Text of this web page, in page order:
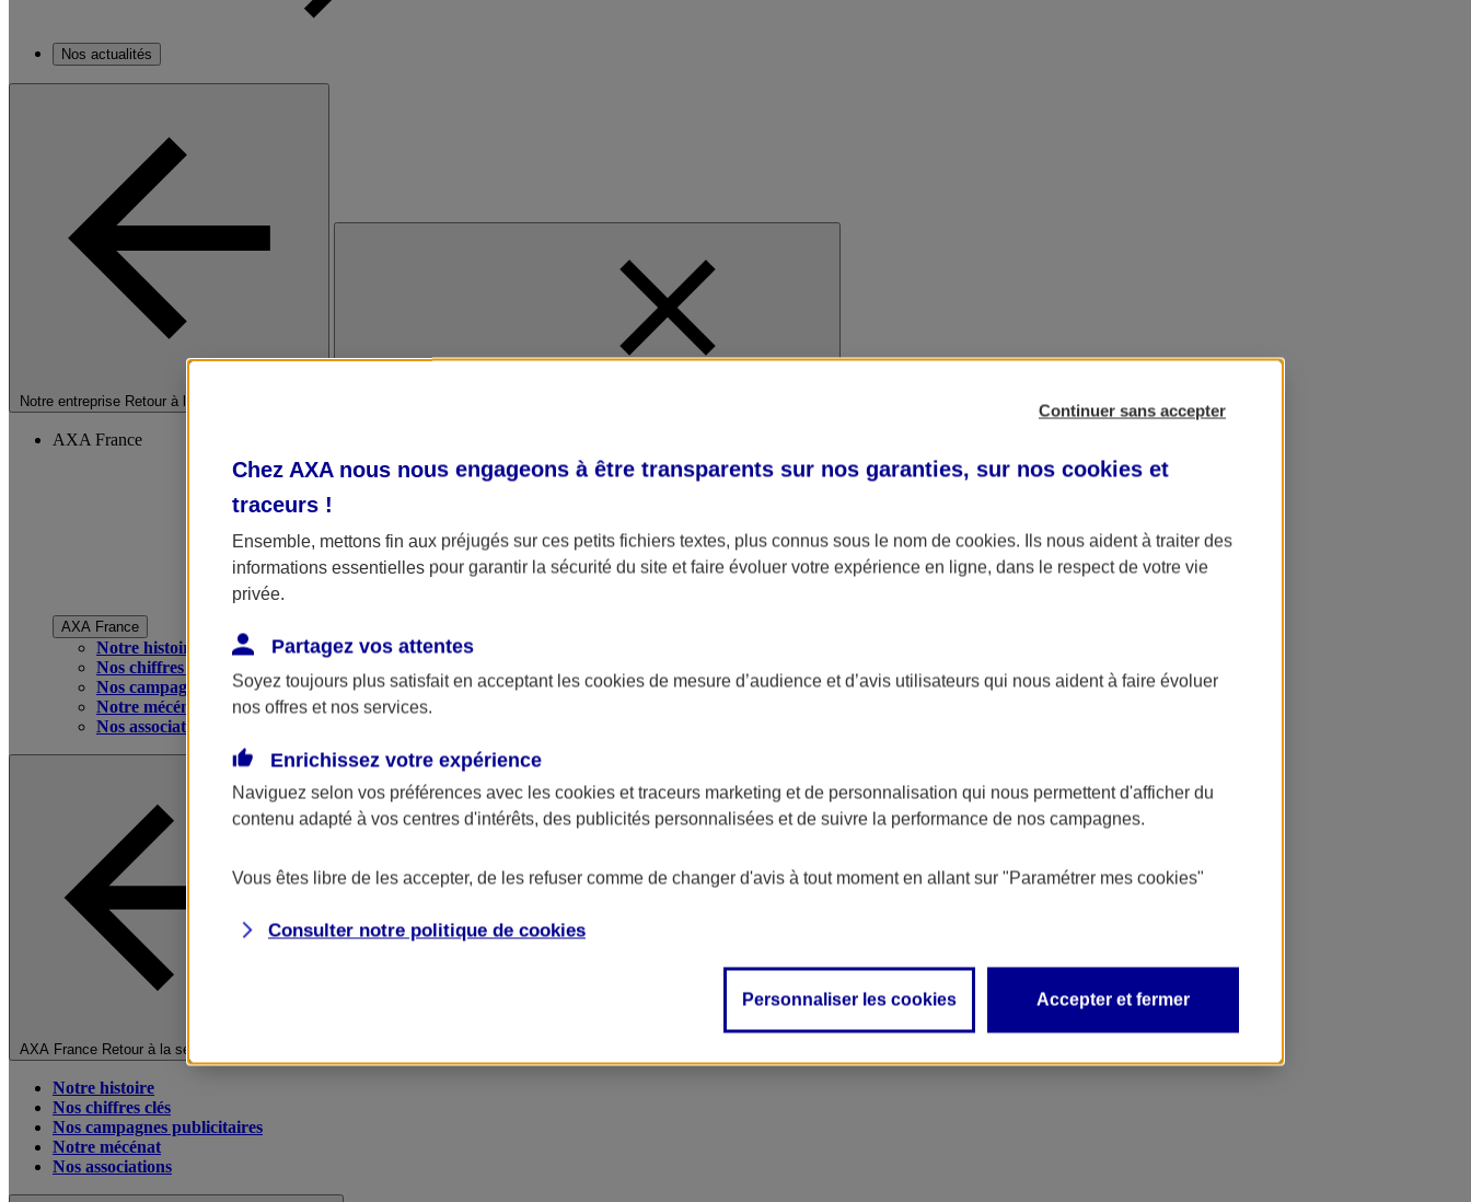
Nos actualités
Notre entreprise Retour à la section précédente
AXA France
AXA France
Notre histoire
Nos chiffres clés
Nos campagnes publicitaires
Notre mécénat
Nos associations
AXA France Retour à la section précédente
Notre histoire
Nos chiffres clés
Nos campagnes publicitaires
Notre mécénat
Nos associations
Continuer sans accepter
Chez AXA nous nous engageons à être transparents sur nos garanties, sur nos cookies et
traceurs !
Ensemble, mettons fin aux préjugés sur ces petits fichiers textes, plus connus sous le nom de cookies. Ils nous aident à traiter des
informations essentielles pour garantir la sécurité du site et faire évoluer votre expérience en ligne, dans le respect de votre vie
privée.
Partagez vos attentes
Soyez toujours plus satisfait en acceptant les cookies de mesure d’audience et d’avis utilisateurs qui nous aident à faire évoluer
nos offres et nos services.
Enrichissez votre expérience
Naviguez selon vos préférences avec les cookies et traceurs marketing et de personnalisation qui nous permettent d'afficher du
contenu adapté à vos centres d'intérêts, des publicités personnalisées et de suivre la performance de nos campagnes.
Vous êtes libre de les accepter, de les refuser comme de changer d'avis à tout moment en allant sur "Paramétrer mes cookies"
Consulter notre politique de cookies
Personnaliser les cookies Accepter et fermer